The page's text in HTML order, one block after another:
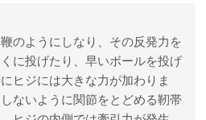
のようにしなり、その反発力を
に投げたり、早いボールを投げ
ヒジには大きな力が加わりま
ないように関節をとどめる靭帯